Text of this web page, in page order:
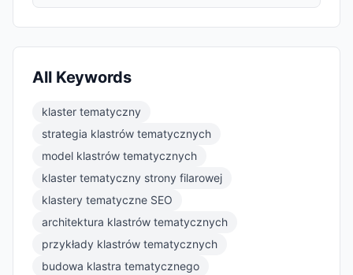
All Keywords
klaster tematyczny
strategia klastrów tematycznych
model klastrów tematycznych
klaster tematyczny strony filarowej
klastery tematyczne SEO
architektura klastrów tematycznych
przykłady klastrów tematycznych
budowa klastra tematycznego